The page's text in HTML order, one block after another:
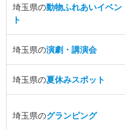
埼玉県の動物ふれあいイベン
ト
埼玉県の演劇・講演会
埼玉県の夏休みスポット
埼玉県のグランピング